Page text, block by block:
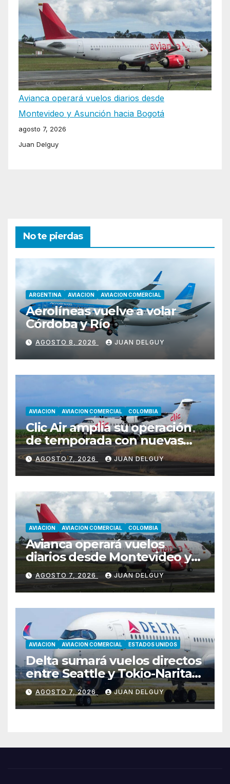
Avianca operará vuelos diarios desde
Montevideo y Asunción hacia Bogotá
agosto 7, 2026
Juan Delguy
No te pierdas
ARGENTINA AVIACION AVIACION COMERCIAL
Aerolíneas vuelve a volar
Córdoba y Río
AGOSTO 8, 2026 JUAN DELGUY
AVIACION AVIACION COMERCIAL COLOMBIA
Clic Air amplía su operación
de temporada con nuevas
rutas hacia Cartagena y Tolú
AGOSTO 7, 2026 JUAN DELGUY
AVIACION AVIACION COMERCIAL COLOMBIA
Avianca operará vuelos
diarios desde Montevideo y
Asunción hacia Bogotá
AGOSTO 7, 2026 JUAN DELGUY
AVIACION AVIACION COMERCIAL ESTADOS UNIDOS
Delta sumará vuelos directos
entre Seattle y Tokio-Narita
desde marzo de 2027
AGOSTO 7, 2026 JUAN DELGUY